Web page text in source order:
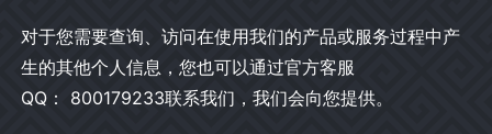
对于您需要查询、访问在使用我们的产品或服务过程中产
生的其他个人信息，您也可以通过官方客服
QQ： 800179233联系我们，我们会向您提供。